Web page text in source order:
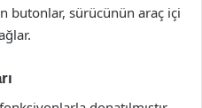
butonlar, sürücünün araç içi